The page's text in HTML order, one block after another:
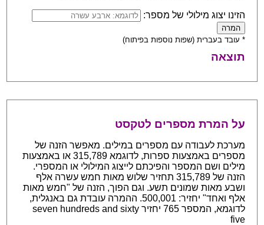
הזינו יצוג מילולי של מספר:
* עובד בעברית (שפות נוספות בפיתוח)
תוצאה
על המרת מספרים לטקסט
מערכת לעבודה עם מספרים במילים. מאפשר הזנה של
מספרים באמצעות ספרות, לדוגמא 315,789 או באמצעות
מילים ושם המספר והפיכתם לייצוג המילולי או המספרי.
הזנה של 315,789 תחזיר שלוש מאות חמש עשרה אלף
ושבע מאות שמונים תשע. וגם הפוך, הזנה של "חמש מאות
אלף ואחד" יחזיר: 500,001. ההמרה עובדת גם באנגלית,
לדוגמא, המספר 765 יחזיר seven hundreds and sixty
five